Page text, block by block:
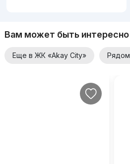
Вам может быть интересно
Еще в ЖК «Akay City» Рядом